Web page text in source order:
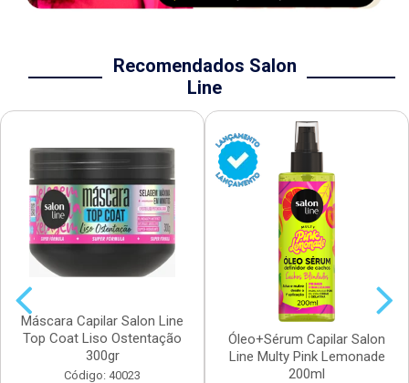
Recomendados Salon
Line
Máscara Capilar Salon Line
Top Coat Liso Ostentação
300gr
Código: 40023
Óleo+Sérum Capilar Salon
Line Multy Pink Lemonade
200ml